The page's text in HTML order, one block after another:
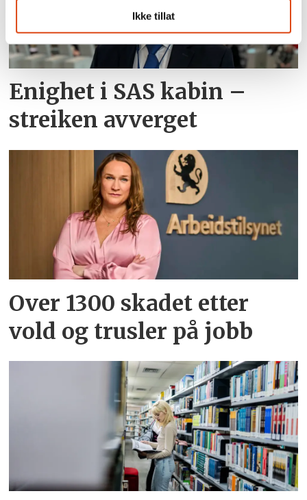
Ikke tillat
Enighet i SAS kabin –
streiken avverget
Over 1300 skadet etter
vold og trusler på jobb